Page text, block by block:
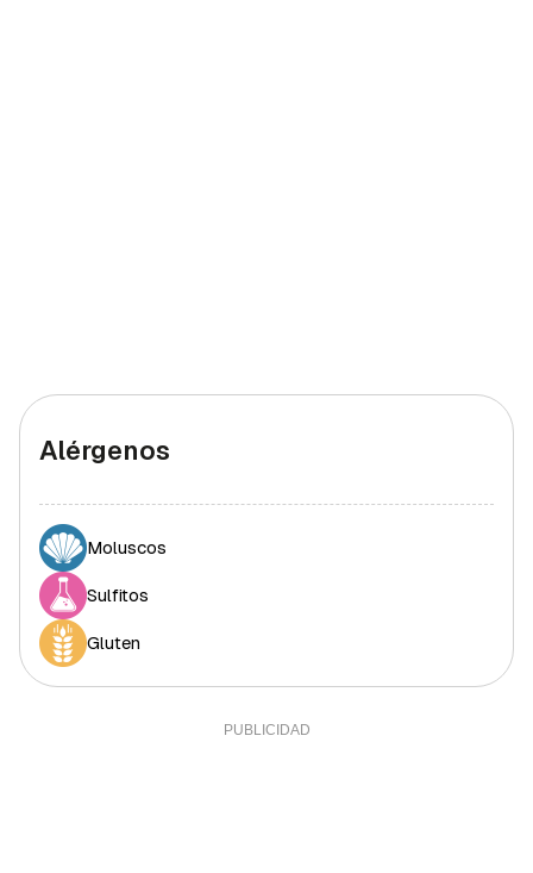
Alérgenos
Moluscos
Sulfitos
Gluten